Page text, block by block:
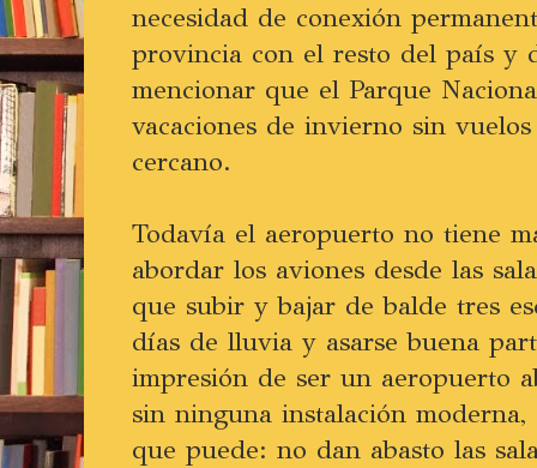
necesidad de conexión
provincia con el resto del país y
mencionar que el Parque
vacaciones de invierno sin
cercano.
Todavía el aeropuerto no tiene
abordar los aviones desde las
que subir y bajar de balde tres
días de lluvia y asarse buena
impresión de ser un aeropuerto
sin ninguna instalación
que puede: no dan abasto las